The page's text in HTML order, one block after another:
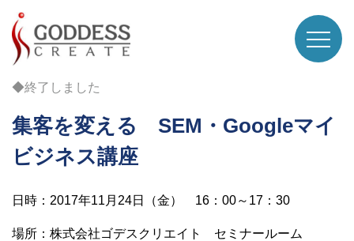
◆終了しました
集客を変える SEM・Googleマイ
ビジネス講座
日時：2017年11月24日（金） 16：00～17：30
場所：株式会社ゴデスクリエイト セミナールーム